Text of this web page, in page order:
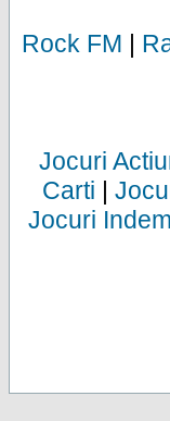
Rock FM |
Jocuri
Carti |
Jocuri